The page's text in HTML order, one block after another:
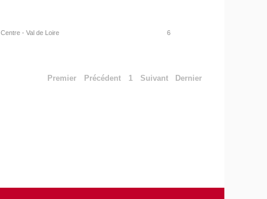
Centre - Val de Loire 6
Premier Précédent 1 Suivant Dernier